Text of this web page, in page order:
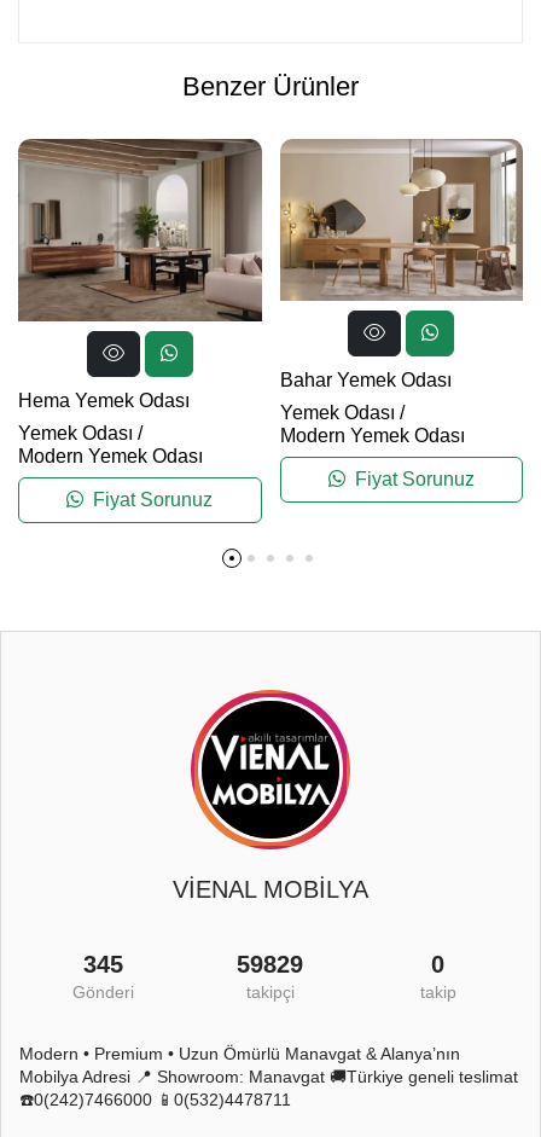
Benzer Ürünler
Hema Yemek Odası
Yemek Odası /
Modern Yemek Odası
Fiyat Sorunuz
Bahar Yemek Odası
Yemek Odası /
Modern Yemek Odası
Fiyat Sorunuz
VİENAL MOBİLYA
345
Gönderi
59829
takipçi
0
takip
Modern • Premium • Uzun Ömürlü Manavgat & Alanya’nın
Mobilya Adresi 📍 Showroom: Manavgat 🚚Türkiye geneli teslimat
☎️0(242)7466000 📱0(532)4478711